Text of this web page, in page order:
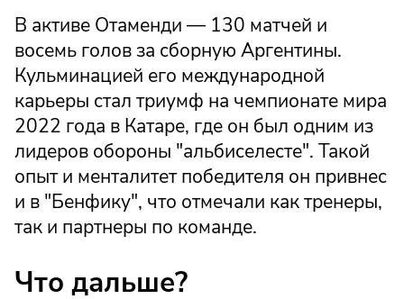
В активе Отаменди — 130 матчей и
восемь голов за сборную Аргентины.
Кульминацией его международной
карьеры стал триумф на чемпионате мира
2022 года в Катаре, где он был одним из
лидеров обороны "альбиселесте". Такой
опыт и менталитет победителя он привнес
и в "Бенфику", что отмечали как тренеры,
так и партнеры по команде.
Что дальше?